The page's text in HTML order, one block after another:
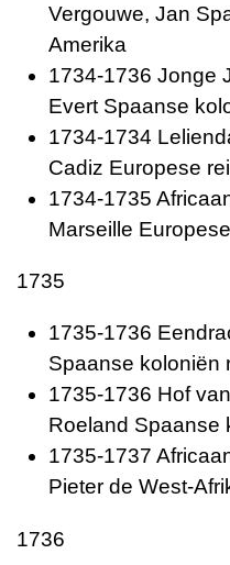
Vergouwe, Jan
Amerika
1734-1736 Jonge
Evert Spaanse
1734-1734
Cadiz Europese
1734-1735
Marseille
1735
1735-1736
Spaanse koloniën
1735-1736 Hof
Roeland Spaanse
1735-1737
Pieter de West-
1736